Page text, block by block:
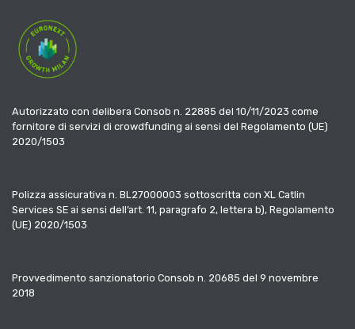
Autorizzato con delibera Consob n. 22885 del 10/11/2023 come
fornitore di servizi di crowdfunding ai sensi del Regolamento (UE)
2020/1503
Polizza assicurativa n. BL27000003 sottoscritta con XL Catlin
Services SE ai sensi dell’art. 11, paragrafo 2, lettera b), Regolamento
(UE) 2020/1503
Provvedimento sanzionatorio Consob n. 20685 del 9 novembre
2018